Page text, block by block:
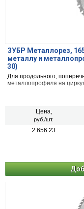
ЗУБР Металлорез,
металлу и
30)
Для продольного,
металлопрофиля на
Цена,
руб./шт.
2 656.23